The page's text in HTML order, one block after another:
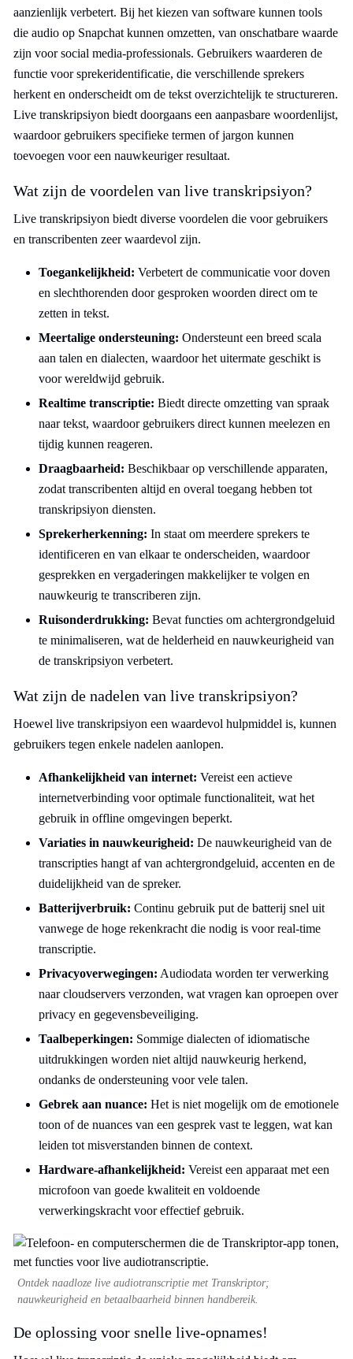
aanzienlijk verbetert. Bij het kiezen van software kunnen tools
die audio op Snapchat kunnen omzetten, van onschatbare waarde
zijn voor social media-professionals. Gebruikers waarderen de
functie voor sprekeridentificatie, die verschillende sprekers
herkent en onderscheidt om de tekst overzichtelijk te structureren.
Live transkripsiyon biedt doorgaans een aanpasbare woordenlijst,
waardoor gebruikers specifieke termen of jargon kunnen
toevoegen voor een nauwkeuriger resultaat.
Wat zijn de voordelen van live transkripsiyon?
Live transkripsiyon biedt diverse voordelen die voor gebruikers
en transcribenten zeer waardevol zijn.
Toegankelijkheid: Verbetert de communicatie voor doven
en slechthorenden door gesproken woorden direct om te
zetten in tekst.
Meertalige ondersteuning: Ondersteunt een breed scala
aan talen en dialecten, waardoor het uitermate geschikt is
voor wereldwijd gebruik.
Realtime transcriptie: Biedt directe omzetting van spraak
naar tekst, waardoor gebruikers direct kunnen meelezen en
tijdig kunnen reageren.
Draagbaarheid: Beschikbaar op verschillende apparaten,
zodat transcribenten altijd en overal toegang hebben tot
transkripsiyon diensten.
Sprekerherkenning: In staat om meerdere sprekers te
identificeren en van elkaar te onderscheiden, waardoor
gesprekken en vergaderingen makkelijker te volgen en
nauwkeurig te transcriberen zijn.
Ruisonderdrukking: Bevat functies om achtergrondgeluid
te minimaliseren, wat de helderheid en nauwkeurigheid van
de transkripsiyon verbetert.
Wat zijn de nadelen van live transkripsiyon?
Hoewel live transkripsiyon een waardevol hulpmiddel is, kunnen
gebruikers tegen enkele nadelen aanlopen.
Afhankelijkheid van internet: Vereist een actieve
internetverbinding voor optimale functionaliteit, wat het
gebruik in offline omgevingen beperkt.
Variaties in nauwkeurigheid: De nauwkeurigheid van de
transcripties hangt af van achtergrondgeluid, accenten en de
duidelijkheid van de spreker.
Batterijverbruik: Continu gebruik put de batterij snel uit
vanwege de hoge rekenkracht die nodig is voor real-time
transcriptie.
Privacyoverwegingen: Audiodata worden ter verwerking
naar cloudservers verzonden, wat vragen kan oproepen over
privacy en gegevensbeveiliging.
Taalbeperkingen: Sommige dialecten of idiomatische
uitdrukkingen worden niet altijd nauwkeurig herkend,
ondanks de ondersteuning voor vele talen.
Gebrek aan nuance: Het is niet mogelijk om de emotionele
toon of de nuances van een gesprek vast te leggen, wat kan
leiden tot misverstanden binnen de context.
Hardware-afhankelijkheid: Vereist een apparaat met een
microfoon van goede kwaliteit en voldoende
verwerkingskracht voor effectief gebruik.
Ontdek naadloze live audiotranscriptie met Transkriptor;
nauwkeurigheid en betaalbaarheid binnen handbereik.
De oplossing voor snelle live-opnames!